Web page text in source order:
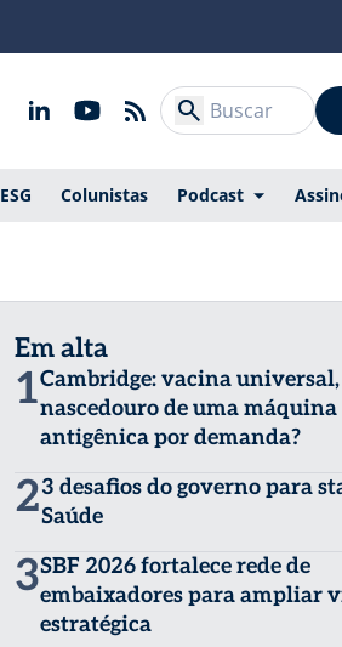
ESG Colunistas Podcast
Em alta
1Cambridge: vacina
nascedouro de uma máquina
antigênica por demanda?
23 desafios do governo para
Saúde
3SBF 2026 fortalece rede de
embaixadores para ampliar
estratégica